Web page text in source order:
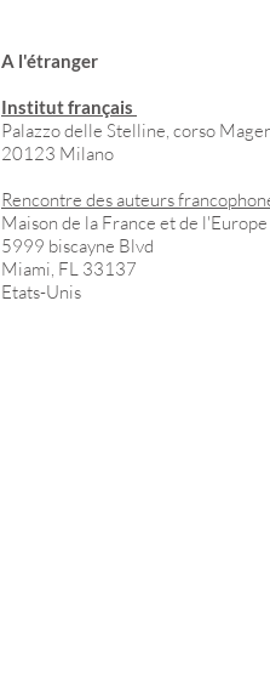
A l'étranger
Institut français
Palazzo delle Stelline, corso
20123 Milano
Rencontre des auteurs
Maison de la France et de l'Europe
5999 biscayne Blvd
Miami, FL 33137
Etats-Unis